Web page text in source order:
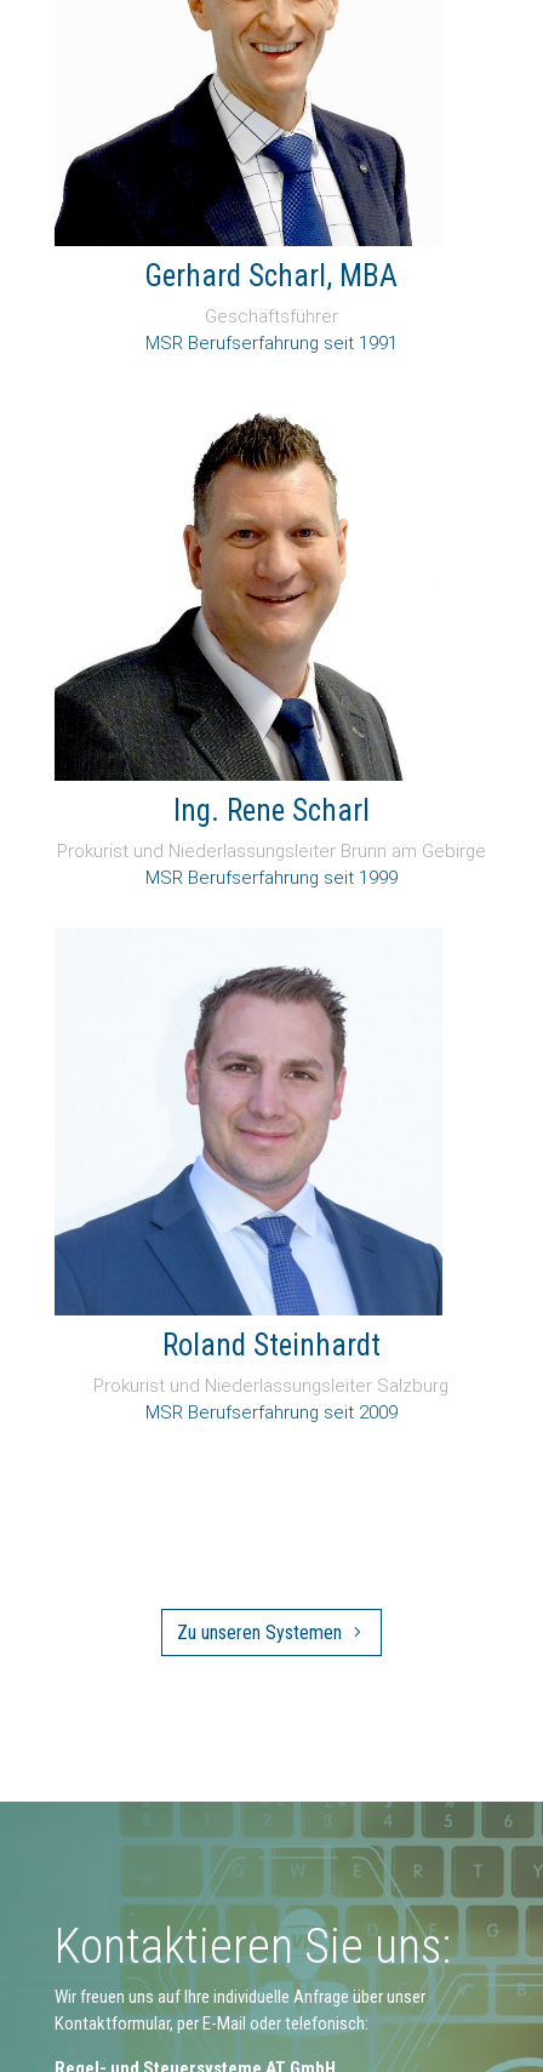
Gerhard Scharl, MBA
Geschäftsführer
MSR Berufserfahrung seit 1991
Ing. Rene Scharl
Prokurist und Niederlassungsleiter Brunn am Gebirge
MSR Berufserfahrung seit 1999
Roland Steinhardt
Prokurist und Niederlassungsleiter Salzburg
MSR Berufserfahrung seit 2009
Zu unseren Systemen
Kontaktieren Sie uns:
Wir freuen uns auf Ihre individuelle Anfrage über unser
Kontaktformular, per E-Mail oder telefonisch: